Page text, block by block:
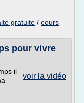
gratuite / cours
pour vivre
voir la vidéo
il